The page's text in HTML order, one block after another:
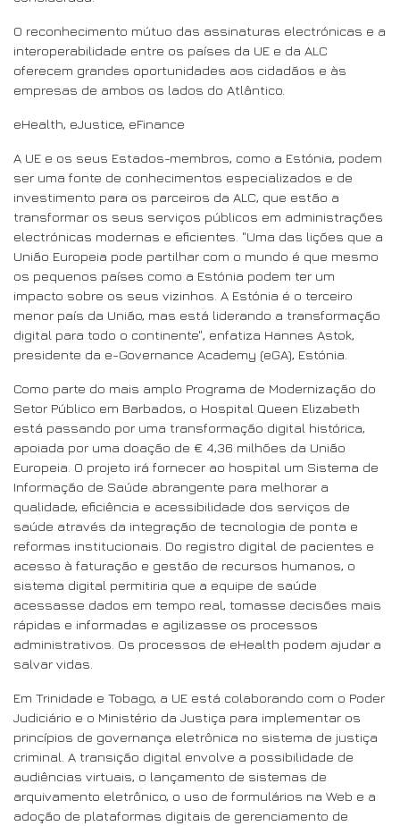
O reconhecimento mútuo das assinaturas electrónicas e a
interoperabilidade entre os países da UE e da ALC
oferecem grandes oportunidades aos cidadãos e às
empresas de ambos os lados do Atlântico.
eHealth, eJustice, eFinance
A UE e os seus Estados-membros, como a Estónia, podem
ser uma fonte de conhecimentos especializados e de
investimento para os parceiros da ALC, que estão a
transformar os seus serviços públicos em administrações
electrónicas modernas e eficientes. "Uma das lições que a
União Europeia pode partilhar com o mundo é que mesmo
os pequenos países como a Estónia podem ter um
impacto sobre os seus vizinhos. A Estónia é o terceiro
menor país da União, mas está liderando a transformação
digital para todo o continente", enfatiza Hannes Astok,
presidente da e-Governance Academy (eGA), Estónia.
Como parte do mais amplo Programa de Modernização do
Setor Público em Barbados, o Hospital Queen Elizabeth
está passando por uma transformação digital histórica,
apoiada por uma doação de € 4,36 milhões da União
Europeia. O projeto irá fornecer ao hospital um Sistema de
Informação de Saúde abrangente para melhorar a
qualidade, eficiência e acessibilidade dos serviços de
saúde através da integração de tecnologia de ponta e
reformas institucionais. Do registro digital de pacientes e
acesso à faturação e gestão de recursos humanos, o
sistema digital permitiria que a equipe de saúde
acessasse dados em tempo real, tomasse decisões mais
rápidas e informadas e agilizasse os processos
administrativos. Os processos de eHealth podem ajudar a
salvar vidas.
Em Trinidade e Tobago, a UE está colaborando com o Poder
Judiciário e o Ministério da Justiça para implementar os
princípios de governança eletrônica no sistema de justiça
criminal. A transição digital envolve a possibilidade de
audiências virtuais, o lançamento de sistemas de
arquivamento eletrônico, o uso de formulários na Web e a
adoção de plataformas digitais de gerenciamento de